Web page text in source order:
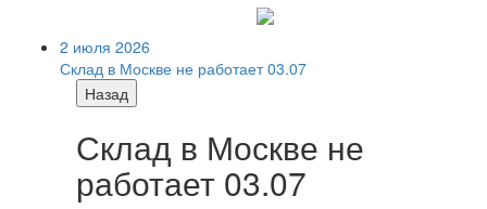
2 июля 2026
Склад в Москве не работает 03.07
Назад
Склад в Москве не
работает 03.07